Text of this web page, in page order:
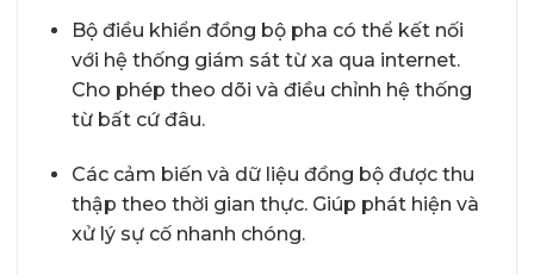
Bộ điều khiển đồng bộ pha có thể kết nối
với hệ thống giám sát từ xa qua internet.
Cho phép theo dõi và điều chỉnh hệ thống
từ bất cứ đâu.
Các cảm biến và dữ liệu đồng bộ được thu
thập theo thời gian thực. Giúp phát hiện và
xử lý sự cố nhanh chóng.